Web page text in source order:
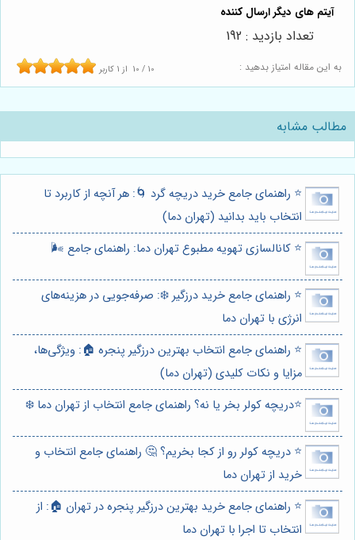
به این مقاله امتیاز بدهید : 10 / 10 از 1 کاربر
تعداد بازدید : 192
مطالب مشابه
⭐️ راهنمای جامع خرید دریچه گرد 🌀: هر آنچه از کاربرد تا
انتخاب باید بدانید (تهران دما)
⭐️ کانالسازی تهویه مطبوع تهران دما: راهنمای جامع 🌬️
⭐️ راهنمای جامع خرید درزگیر ❄️: صرفه‌جویی در هزینه‌های
انرژی با تهران دما
⭐️ راهنمای جامع انتخاب بهترین درزگیر پنجره 🏠: ویژگی‌ها،
مزایا و نکات کلیدی (تهران دما)
⭐️دریچه کولر بخر یا نه؟ راهنمای جامع انتخاب از تهران دما ❄️
⭐️ دریچه کولر رو از کجا بخریم؟ 🤔 راهنمای جامع انتخاب و
خرید از تهران دما
⭐️ راهنمای جامع خرید بهترین درزگیر پنجره در تهران 🏠: از
انتخاب تا اجرا با تهران دما